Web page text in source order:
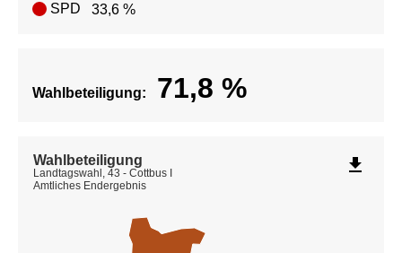
SPD
33,6 %
Wahlbeteiligung: 71,8 %
Wahlbeteiligung
Landtagswahl, 43 - Cottbus I
Amtliches Endergebnis
file_download